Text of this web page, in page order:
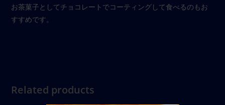
お茶菓子としてチョコレートでコーティングして食べるのもお
すすめです。
Related products